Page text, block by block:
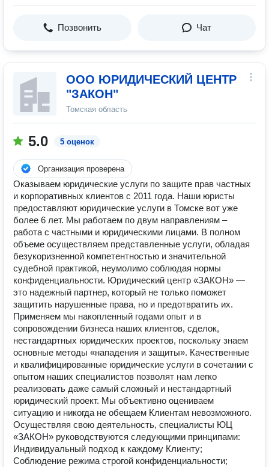
Позвонить Чат
ООО ЮРИДИЧЕСКИЙ ЦЕНТР
"ЗАКОН"
Томская область
5.0 5 оценок
Организация проверена
Оказываем юридические услуги по защите прав частных
и корпоративных клиентов с 2011 года. Наши юристы
предоставляют юридические услуги в Томске вот уже
более 6 лет. Мы работаем по двум направлениям –
работа с частными и юридическими лицами. В полном
объеме осуществляем представленные услуги, обладая
безукоризненной компетентностью и значительной
судебной практикой, неумолимо соблюдая нормы
конфиденциальности. Юридический центр «ЗАКОН» —
это надежный партнер, который не только поможет
защитить нарушенные права, но и предотвратить их.
Применяем мы накопленный годами опыт и в
сопровождении бизнеса наших клиентов, сделок,
нестандартных юридических проектов, поскольку знаем
основные методы «нападения и защиты». Качественные
и квалифицированные юридические услуги в сочетании с
опытом наших специалистов позволят нам легко
реализовать даже самый сложный и нестандартный
юридический проект. Мы объективно оцениваем
ситуацию и никогда не обещаем Клиентам невозможного.
Осуществляя свою деятельность, специалисты ЮЦ
«ЗАКОН» руководствуются следующими принципами:
Индивидуальный подход к каждому Клиенту;
Соблюдение режима строгой конфиденциальности;